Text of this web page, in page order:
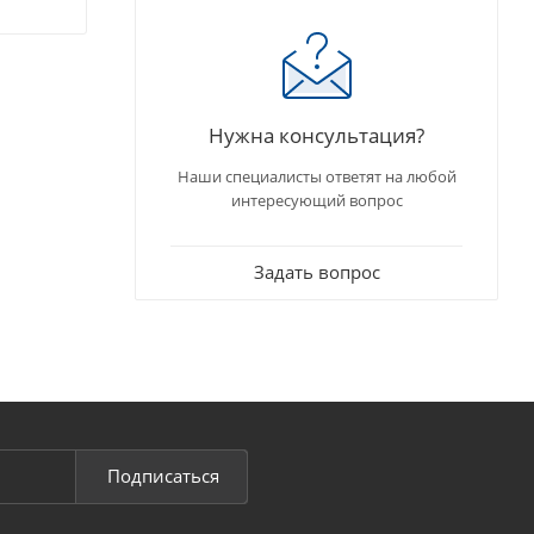
Нужна консультация?
Наши специалисты ответят на любой
интересующий вопрос
Задать вопрос
Подписаться